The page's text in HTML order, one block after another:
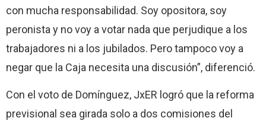
con mucha responsabilidad. Soy opositora, soy
peronista y no voy a votar nada que perjudique a los
trabajadores ni a los jubilados. Pero tampoco voy a
negar que la Caja necesita una discusión”, diferenció.
Con el voto de Domínguez, JxER logró que la reforma
previsional sea girada solo a dos comisiones del